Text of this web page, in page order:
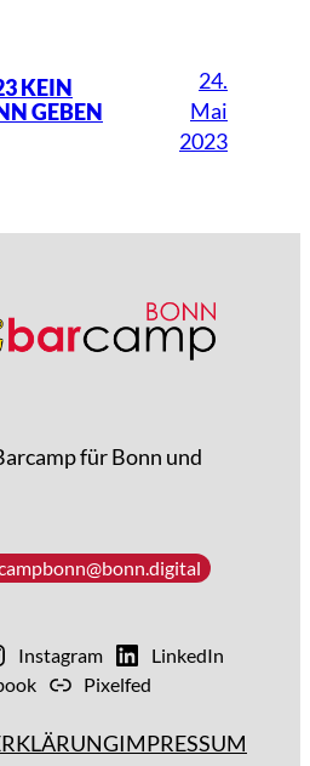
KEIN
GEBEN
24.
Mai
2023
für Bonn und
Instagram
LinkedIn
Pixelfed
IMPRESSUM